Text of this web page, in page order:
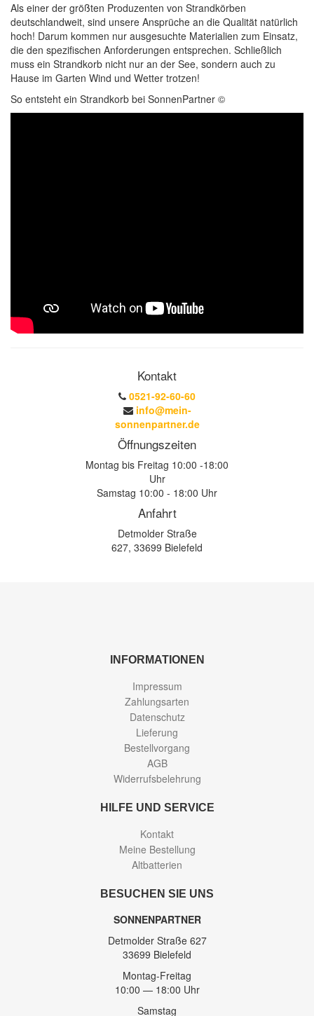
Als einer der größten Produzenten von Strandkörben
deutschlandweit, sind unsere Ansprüche an die Qualität natürlich
hoch! Darum kommen nur ausgesuchte Materialien zum Einsatz,
die den spezifischen Anforderungen entsprechen. Schließlich
muss ein Strandkorb nicht nur an der See, sondern auch zu
Hause im Garten Wind und Wetter trotzen!
So entsteht ein Strandkorb bei SonnenPartner ©
Kontakt
0521-92-60-60
info@mein-
sonnenpartner.de
Öffnungszeiten
Montag bis Freitag 10:00 -18:00
Uhr
Samstag 10:00 - 18:00 Uhr
Anfahrt
Detmolder Straße
627, 33699 Bielefeld
INFORMATIONEN
Impressum
Zahlungsarten
Datenschutz
Lieferung
Bestellvorgang
AGB
Widerrufsbelehrung
HILFE UND SERVICE
Kontakt
Meine Bestellung
Altbatterien
BESUCHEN SIE UNS
SONNENPARTNER
Detmolder Straße 627
33699 Bielefeld
Montag-Freitag
10:00 — 18:00 Uhr
Samstag